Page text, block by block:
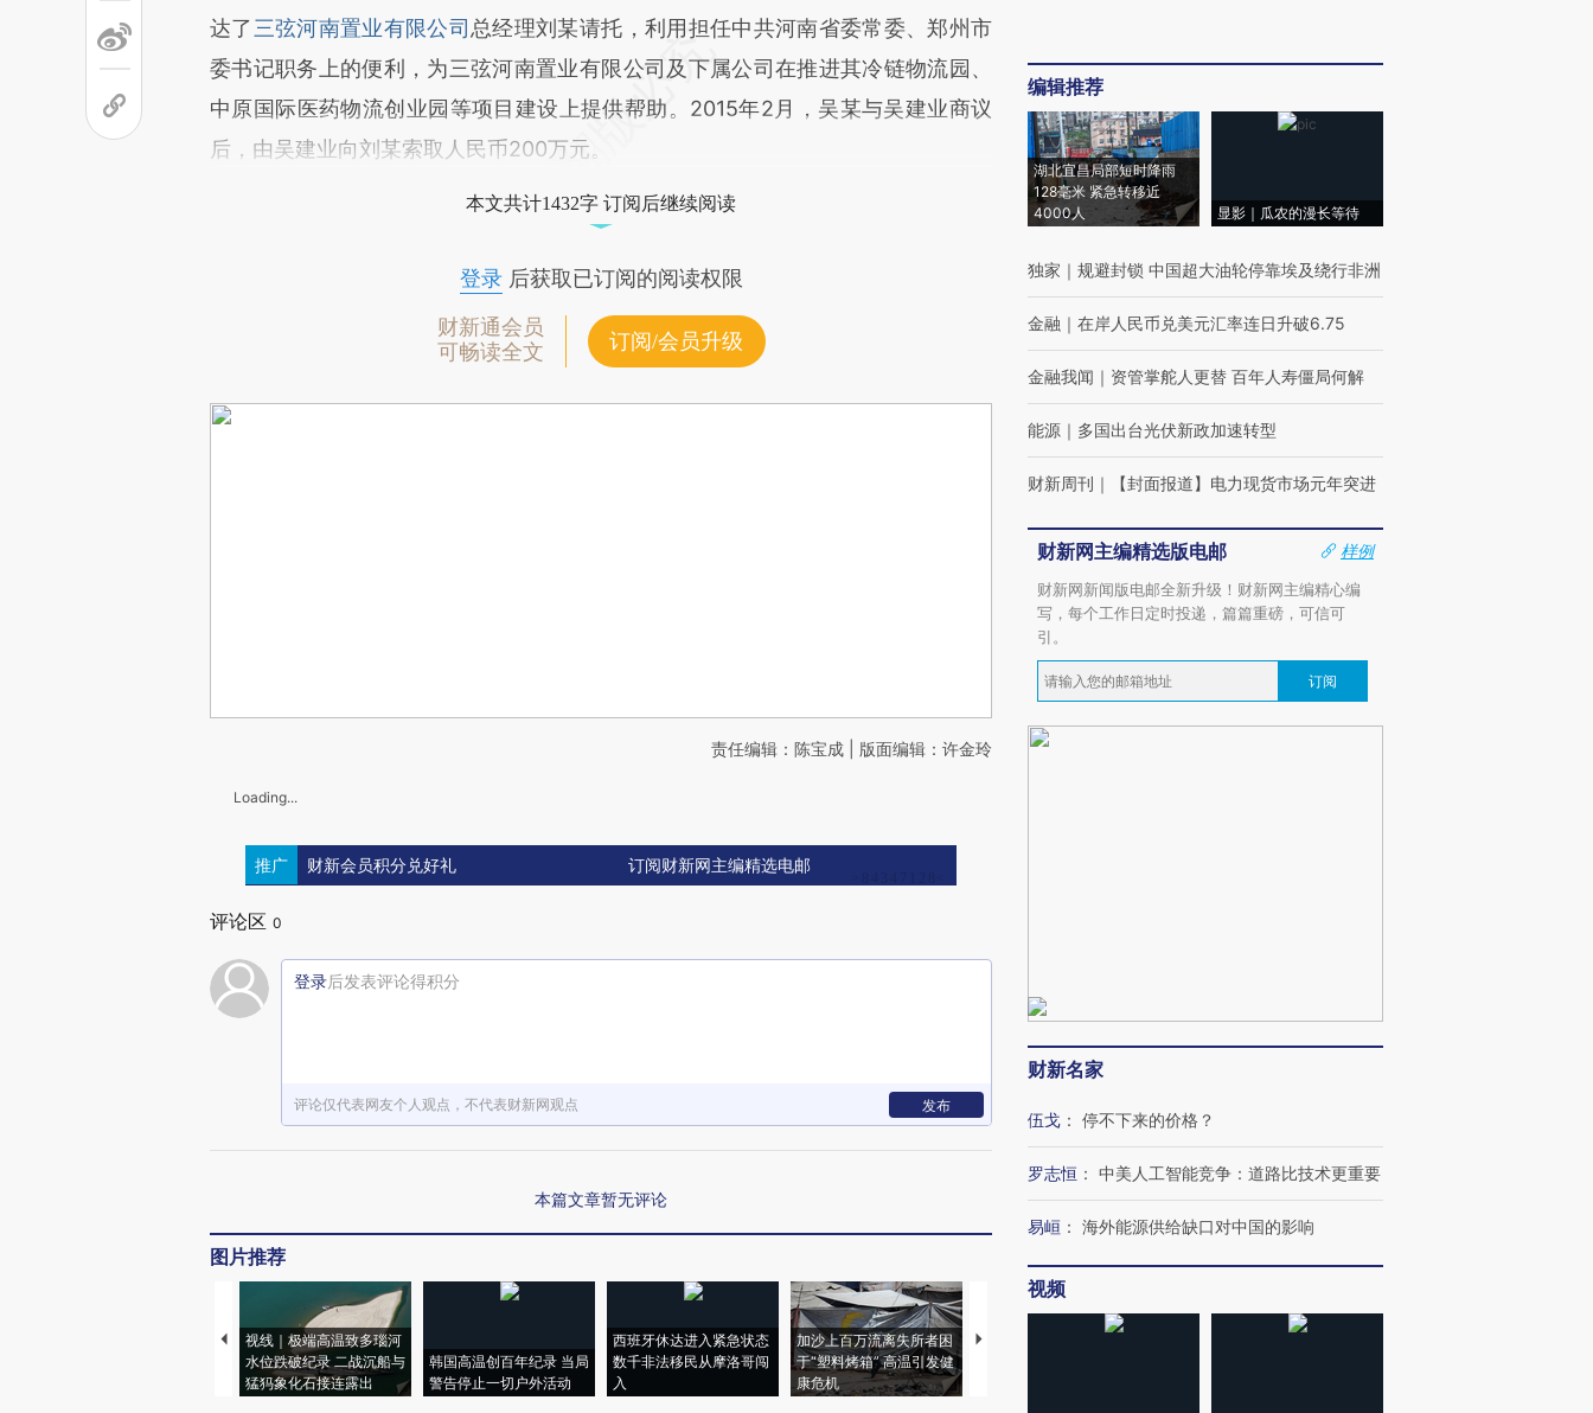
达了三弦河南置业有限公司 总经理刘某请托，利用担任中共河南省委常委、郑州市
委书记职务上的便利，为三弦河南置业有限公司及下属公司在推进其冷链物流园、
中原国际医药物流创业园等项目建设上提供帮助。2015年2月，吴某与吴建业商议
后，由吴建业向刘某索取人民币200万元。
本文共计1432字 订阅后继续阅读
登录后获取已订阅的阅读权限
财新通会员
可畅读全文
订阅/会员升级
责任编辑：陈宝成 | 版面编辑：许金玲
Loading...
推广 财新会员积分兑好礼 订阅财新网主编精选电邮
评论区 0
登录后发表评论得积分
评论仅代表网友个人观点，不代表财新网观点 发布
本篇文章暂无评论
图片推荐
视线｜极端高温致多瑙河
水位跌破纪录 二战沉船与
猛犸象化石接连露出
韩国高温创百年纪录 当局
警告停止一切户外活动
西班牙休达进入紧急状态
数千非法移民从摩洛哥闯
入
加沙上百万流离失所者困
于“塑料烤箱” 高温引发健
康危机
视线｜HYROX的吸金
编辑推荐
湖北宜昌局部短时降雨
128毫米 紧急转移近
4000人
显影｜瓜农的漫长等待
独家 ｜ 规避封锁 中国超大油轮停靠埃及绕行非洲
金融 ｜ 在岸人民币兑美元汇率连日升破6.75
金融我闻 ｜ 资管掌舵人更替 百年人寿僵局何解
能源 ｜ 多国出台光伏新政加速转型
财新周刊 ｜ 【封面报道】电力现货市场元年突进
财新网主编精选版电邮
样例
财新网新闻版电邮全新升级！财新网主编精心编
写，每个工作日定时投递，篇篇重磅，可信可
引。
订阅
财新名家
伍戈 ： 停不下来的价格？
罗志恒 ： 中美人工智能竞争：道路比技术更重要
易峘 ： 海外能源供给缺口对中国的影响
视频